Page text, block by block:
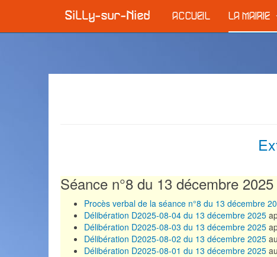
ACCUEIL LA MAIRIE
Séance n°8 du 13 décembre 2025
Procès verbal de la séance n°8 du 13 décembre
Délibération D2025-08-04 du 13 décembre 2025
Délibération D2025-08-03 du 13 décembre 2025
Délibération D2025-08-02 du 13 décembre 2025
Délibération D2025-08-01 du 13 décembre 2025